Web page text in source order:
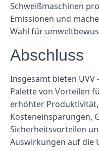
Schweißmaschinen
Emissionen und
Wahl für
Abschluss
Insgesamt bieten UVV
Palette von Vorteilen
erhöhter
Kosteneinsparungen,
Sicherheitsvorteilen
Auswirkungen auf die